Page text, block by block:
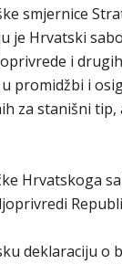
smjernice
je Hrvatski
i
promidžbi i
za stanišni
Hrvatskoga
deklaraciju